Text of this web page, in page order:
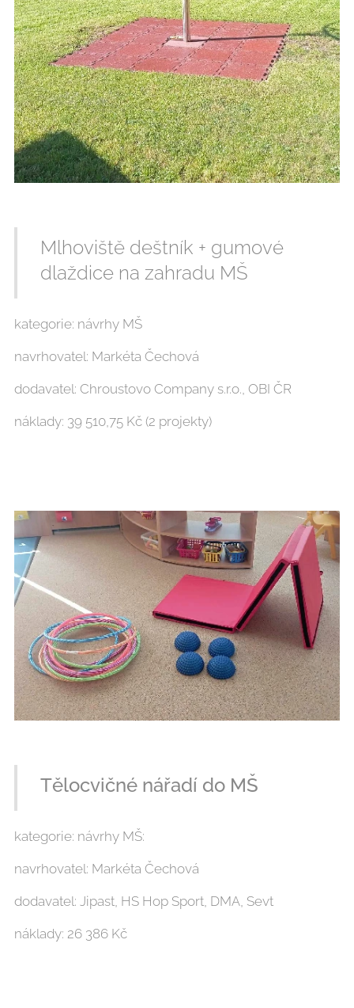
Mlhoviště deštník + gumové
dlaždice na zahradu MŠ
kategorie: návrhy MŠ
navrhovatel: Markéta Čechová
dodavatel: Chroustovo Company s.r.o., OBI ČR
náklady: 39 510,75 Kč (2 projekty)
Tělocvičné nářadí do MŠ
kategorie: návrhy MŠ:
navrhovatel: Markéta Čechová
dodavatel: Jipast, HS Hop Sport, DMA, Sevt
náklady: 26 386 Kč